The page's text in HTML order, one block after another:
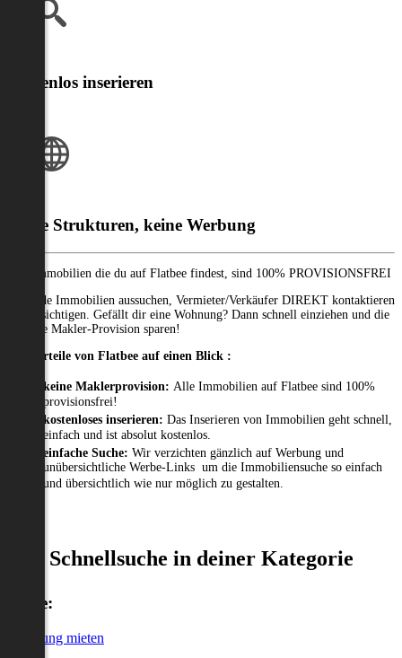
Kostenlos inserieren
Klare Strukturen, keine Werbung
Alle Immobilien die du auf Flatbee findest, sind 100% PROVISIONSFREI
Passende Immobilien aussuchen, Vermieter/Verkäufer DIREKT kontaktieren
und besichtigen. Gefällt dir eine Wohnung? Dann schnell einziehen und die
gesamte Makler-Provision sparen!
Die Vorteile von Flatbee auf einen Blick :
keine Maklerprovision: Alle Immobilien auf Flatbee sind 100%
provisionsfrei!
kostenloses inserieren: Das Inserieren von Immobilien geht schnell,
einfach und ist absolut kostenlos.
einfache Suche: Wir verzichten gänzlich auf Werbung und
unübersichtliche Werbe-Links um die Immobiliensuche so einfach
und übersichtlich wie nur möglich zu gestalten.
Schnellsuche in deiner Kategorie
Miete:
Wohnung mieten